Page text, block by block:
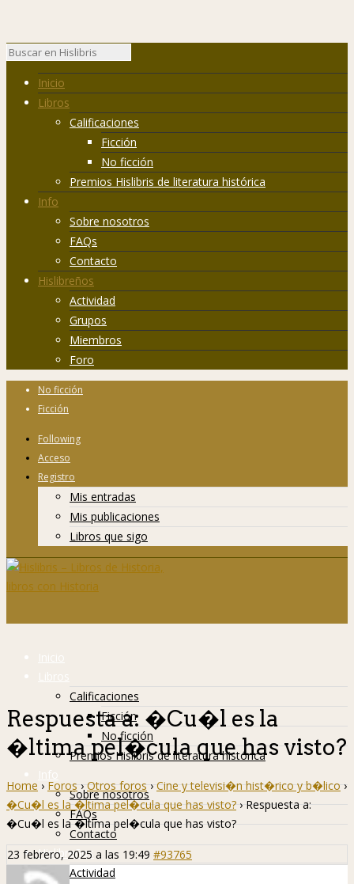
Inicio
Libros
Calificaciones
Ficción
No ficción
Premios Hislibris de literatura histórica
Info
Sobre nosotros
FAQs
Contacto
Hislibreños
Actividad
Grupos
Miembros
Foro
No ficción
Ficción
Following
Acceso
Registro
Mis entradas
Mis publicaciones
Libros que sigo
Inicio
Libros
Calificaciones
Ficción
No ficción
Premios Hislibris de literatura histórica
Info
Sobre nosotros
FAQs
Contacto
Hislibreños
Actividad
Respuesta a: �Cu�l es la
�ltima pel�cula que has visto?
Home › Foros › Otros foros › Cine y televisi�n hist�rico y b�lico ›
�Cu�l es la �ltima pel�cula que has visto? › Respuesta a:
�Cu�l es la �ltima pel�cula que has visto?
23 febrero, 2025 a las 19:49 #93765